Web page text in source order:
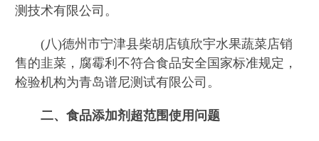
测技术有限公司。
(八)德州市宁津县柴胡店镇欣宇水果蔬菜店销
售的韭菜，腐霉利不符合食品安全国家标准规定，
检验机构为青岛谱尼测试有限公司。
二、食品添加剂超范围使用问题